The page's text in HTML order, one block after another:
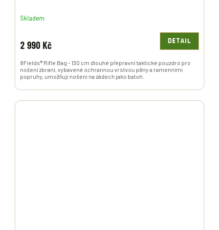
Skladem
2 990 Kč DETAIL
8Fields® Rifle Bag - 130 cm dlouhé přepravní taktické pouzdro pro
nošení zbraní, vybavené ochrannou vrstvou pěny a ramenními
popruhy, umožňují nošení na zádech jako batoh.